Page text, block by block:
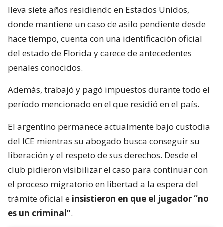
lleva siete años residiendo en Estados Unidos,
donde mantiene un caso de asilo pendiente desde
hace tiempo, cuenta con una identificación oficial
del estado de Florida y carece de antecedentes
penales conocidos.
Además, trabajó y pagó impuestos durante todo el
período mencionado en el que residió en el país.
El argentino permanece actualmente bajo custodia
del ICE mientras su abogado busca conseguir su
liberación y el respeto de sus derechos. Desde el
club pidieron visibilizar el caso para continuar con
el proceso migratorio en libertad a la espera del
trámite oficial e insistieron en que el jugador “no
es un criminal”.